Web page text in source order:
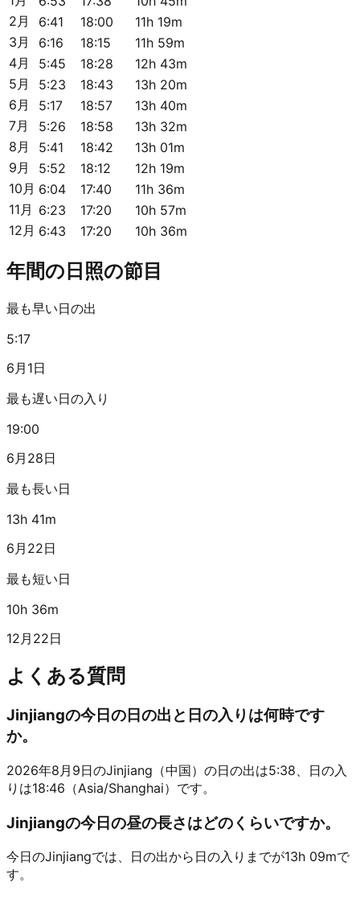
2月
6:41 18:00
11h 19m
3月
6:16 18:15
11h 59m
4月
5:45 18:28
12h 43m
5月
5:23 18:43
13h 20m
6月
5:17 18:57
13h 40m
7月
5:26 18:58
13h 32m
8月
5:41 18:42
13h 01m
9月
5:52 18:12
12h 19m
10月 6:04 17:40
11h 36m
11月 6:23 17:20
10h 57m
12月 6:43 17:20 10h 36m
年間の日照の節目
最も早い日の出
5:17
6月1日
最も遅い日の入り
19:00
6月28日
最も長い日
13h 41m
6月22日
最も短い日
10h 36m
12月22日
よくある質問
Jinjiangの今日の日の出と日の入りは何時です
か。
2026年8月9日のJinjiang（中国）の日の出は5:38、日の入
りは18:46（Asia/Shanghai）です。
Jinjiangの今日の昼の長さはどのくらいですか。
今日のJinjiangでは、日の出から日の入りまでが13h 09mで
す。